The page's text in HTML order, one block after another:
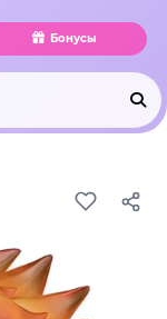
Бонусы